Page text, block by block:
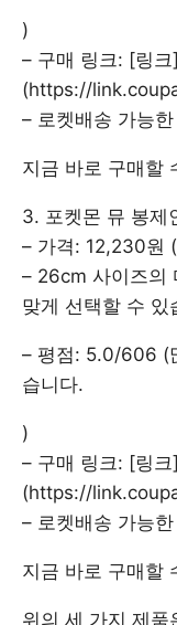
)
– 구매 링크: [링크]
(https://
– 로켓배송 가능
지금 바로 구매할
3. 포켓몬 뮤 봉제
– 가격: 12,230원
– 26cm 사이즈의
맞게 선택할 수 있
– 평점: 5.0/606 (
습니다.
)
– 구매 링크: [링크]
(https://
– 로켓배송 가능
지금 바로 구매할
위의 세 가지 제품